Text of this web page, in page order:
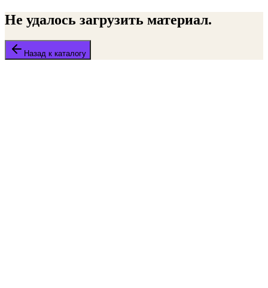
Не удалось загрузить материал.
Назад к каталогу